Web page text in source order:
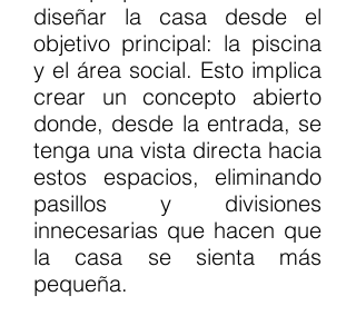
diseñar la casa desde el
objetivo principal: la piscina
y el área social. Esto implica
crear un concepto abierto
donde, desde la entrada, se
tenga una vista directa hacia
estos espacios, eliminando
pasillos y divisiones
innecesarias que hacen que
la casa se sienta más
pequeña.